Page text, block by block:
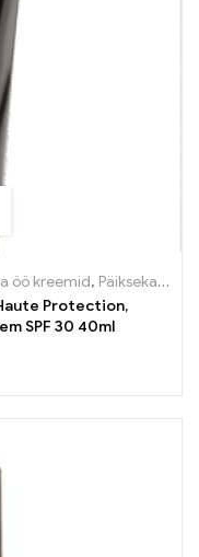
öö kreemid, Päiksekaitsetooted näole
Protection,
SPF 30 40ml